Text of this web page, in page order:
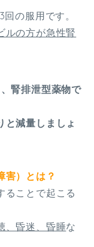
の服用です。
ルの方が急性腎
腎排泄型薬物で
と減量しましょ
害）とは？
ることで起こる
、昏迷、昏睡な